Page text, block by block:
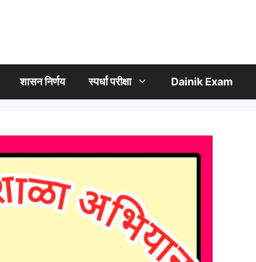
शासन निर्णय स्पर्धा परीक्षा Dainik Exam